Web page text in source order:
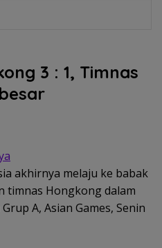
3 : 1, Timnas
akhirnya melaju ke babak
timnas Hongkong dalam
A, Asian Games, Senin